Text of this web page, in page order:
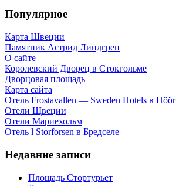
Популярное
Карта Швеции
Памятник Астрид Линдгрен
О сайте
Королевский Дворец в Стокгольме
Дворцовая площадь
Карта сайта
Отель Frostavallen — Sweden Hotels в Höör
Отели Щвеции
Отели Мариехольм
Отель l Storforsen в Бредселе
Недавние записи
Площадь Стортурьет